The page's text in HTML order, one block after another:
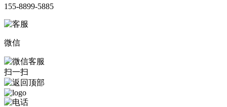
155-8899-5885
微信
扫一扫